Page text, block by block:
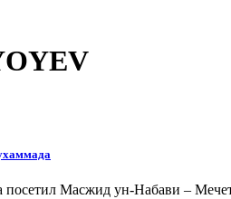
посетил Масжид ун-Набави –